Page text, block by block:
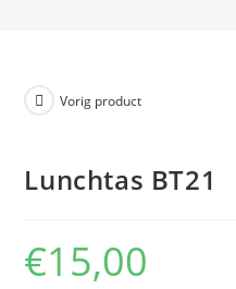
Vorig product
Lunchtas BT21
€15,00